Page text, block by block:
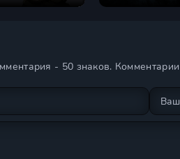
- 50 знаков.